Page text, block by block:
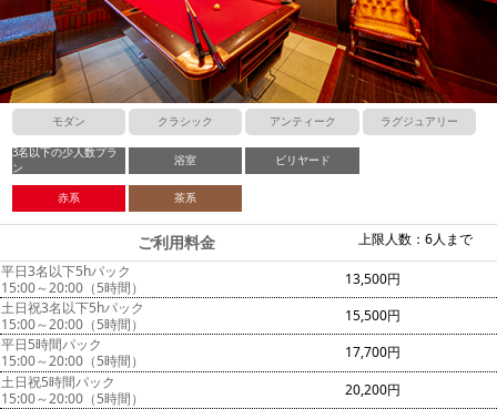
モダン クラシック アンティーク ラグジュアリー
3名以下の少人数プラ
ン
浴室 ビリヤード
赤系 茶系
上限人数：6人まで
ご利用料金
平日3名以下5hパック
15:00～20:00（5時間）
13,500円
土日祝3名以下5hパック
15:00～20:00（5時間）
15,500円
平日5時間パック
15:00～20:00（5時間）
17,700円
土日祝5時間パック
15:00～20:00（5時間）
20,200円